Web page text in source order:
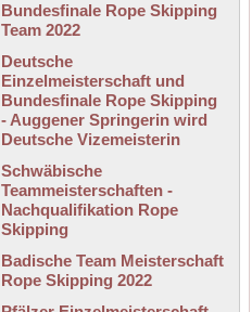
Bundesfinale Rope Skipping
Team 2022
Deutsche
Einzelmeisterschaft und
Bundesfinale Rope Skipping
- Auggener Springerin wird
Deutsche Vizemeisterin
Schwäbische
Teammeisterschaften -
Nachqualifikation Rope
Skipping
Badische Team Meisterschaft
Rope Skipping 2022